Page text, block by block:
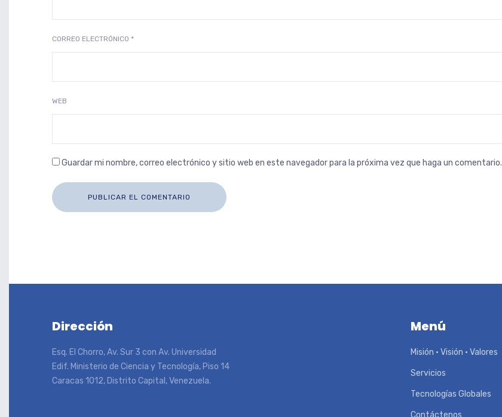
CORREO ELECTRÓNICO *
WEB
Guardar mi nombre, correo electrónico y sitio web en este navegador para la próxima vez que haga un comentario.
Dirección
Esq. El Chorro, Av. Sur 3 con Av. Universidad
Edif. Ministerio de Ciencia y Tecnología, Piso 14
Caracas 1012, Distrito Capital, Venezuela.
Menú
Misión • Visión • Valores
Servicios
Tecnologías Globales
Contáctenos